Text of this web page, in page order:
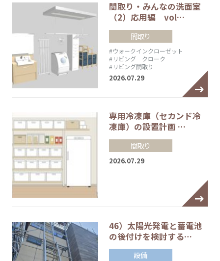
間取り・みんなの洗面室
（2）応用編 vol…
間取り
#ウォークインクローゼット
#リビング クローク
#リビング間取り
2026.07.29
専用冷凍庫（セカンド冷
凍庫）の設置計画 …
間取り
2026.07.29
46）太陽光発電と蓄電池
の後付けを検討する…
設備